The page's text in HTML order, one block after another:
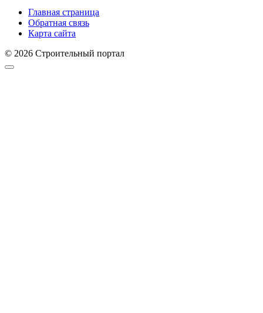
Главная страница
Обратная связь
Карта сайта
© 2026 Строительный портал